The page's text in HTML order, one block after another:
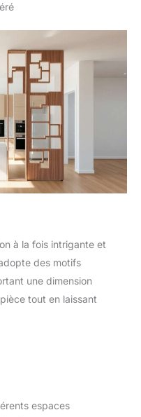
à la fois intrigante et
des motifs
une dimension
tout en laissant
espaces